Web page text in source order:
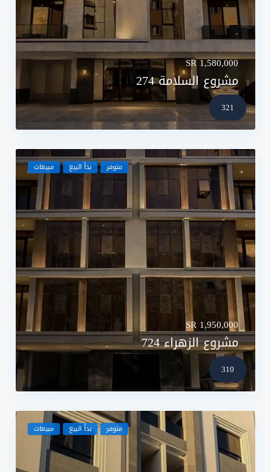
SR 1,580,000
مشروع السلامة 274
321
مبيعات بدأ البيع متوفر
SR 1,950,000
مشروع الزهراء 724
310
مبيعات بدأ البيع متوفر